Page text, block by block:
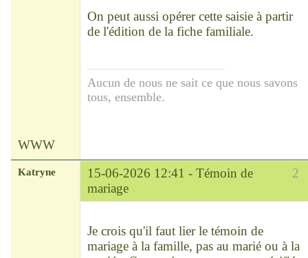
On peut aussi opérer cette saisie à partir
de l'édition de la fiche familiale.
Aucun de nous ne sait ce que nous savons
tous, ensemble.
WWW
2
Katryne 15-06-2026 12:41 - Témoin de
mariage
Je crois qu'il faut lier le témoin de
mariage à la famille, pas au marié ou à la